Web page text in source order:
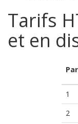
Tarifs
et en
1
2